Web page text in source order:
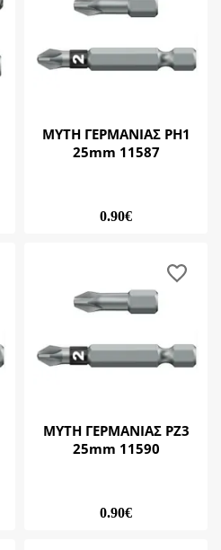
ΜΥΤΗ ΓΕΡΜΑΝΙΑΣ ΡΗ1
25mm 11587
0.90€
ΜΥΤΗ ΓΕΡΜΑΝΙΑΣ ΡΖ3
25mm 11590
0.90€